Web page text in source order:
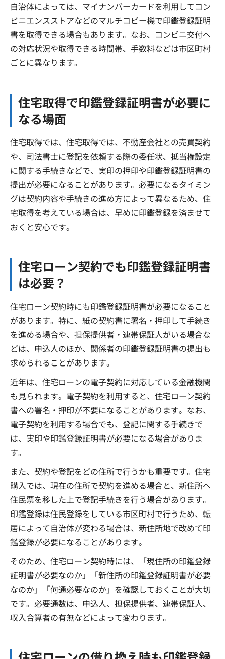
自治体によっては、マイナンバーカードを利用してコン
ビニエンスストアなどのマルチコピー機で印鑑登録証明
書を取得できる場合もあります。なお、コンビニ交付へ
の対応状況や取得できる時間帯、手数料などは市区町村
ごとに異なります。
住宅取得で印鑑登録証明書が必要に
なる場面
住宅取得では、住宅取得では、不動産会社との売買契約
や、司法書士に登記を依頼する際の委任状、抵当権設定
に関する手続きなどで、実印の押印や印鑑登録証明書の
提出が必要になることがあります。必要になるタイミン
グは契約内容や手続きの進め方によって異なるため、住
宅取得を考えている場合は、早めに印鑑登録を済ませて
おくと安心です。
住宅ローン契約でも印鑑登録証明書
は必要？
住宅ローン契約時にも印鑑登録証明書が必要になること
があります。特に、紙の契約書に署名・押印して手続き
を進める場合や、担保提供者・連帯保証人がいる場合な
どは、申込人のほか、関係者の印鑑登録証明書の提出も
求められることがあります。
近年は、住宅ローンの電子契約に対応している金融機関
も見られます。電子契約を利用すると、住宅ローン契約
書への署名・押印が不要になることがあります。なお、
電子契約を利用する場合でも、登記に関する手続きで
は、実印や印鑑登録証明書が必要になる場合がありま
す。
また、契約や登記をどの住所で行うかも重要です。住宅
購入では、現在の住所で契約を進める場合と、新住所へ
住民票を移した上で登記手続きを行う場合があります。
印鑑登録は住民登録をしている市区町村で行うため、転
居によって自治体が変わる場合は、新住所地で改めて印
鑑登録が必要になることがあります。
そのため、住宅ローン契約時には、「現住所の印鑑登録
証明書が必要なのか」「新住所の印鑑登録証明書が必要
なのか」「何通必要なのか」を確認しておくことが大切
です。必要通数は、申込人、担保提供者、連帯保証人、
収入合算者の有無などによって変わります。